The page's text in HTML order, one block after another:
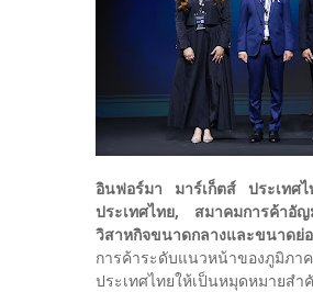
อินฟอร์มา มาร์เก็ตส์ ประเทศไ
ประเทศไทย, สมาคมการค้าอั
วิสาหกิจขนาดกลางและขนาดย่
การค้าระดับแนวหน้าของภูมิ
ประเทศไทยให้เป็นหมุดหมายส